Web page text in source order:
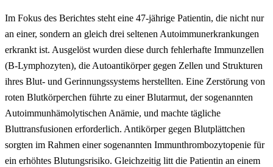
Im Fokus des Berichtes steht eine 47-jährige Patientin, die nicht nur
an einer, sondern an gleich drei seltenen Autoimmunerkrankungen
erkrankt ist. Ausgelöst wurden diese durch fehlerhafte Immunzellen
(B-Lymphozyten), die Autoantikörper gegen Zellen und Strukturen
ihres Blut- und Gerinnungssystems herstellten. Eine Zerstörung von
roten Blutkörperchen führte zu einer Blutarmut, der sogenannten
Autoimmunhämolytischen Anämie, und machte tägliche
Bluttransfusionen erforderlich. Antikörper gegen Blutplättchen
sorgten im Rahmen einer sogenannten Immunthrombozytopenie für
ein erhöhtes Blutungsrisiko. Gleichzeitig litt die Patientin an einem